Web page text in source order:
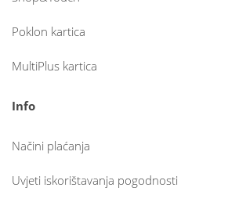
Poklon kartica
MultiPlus kartica
Info
Načini plaćanja
Uvjeti iskorištavanja pogodnosti